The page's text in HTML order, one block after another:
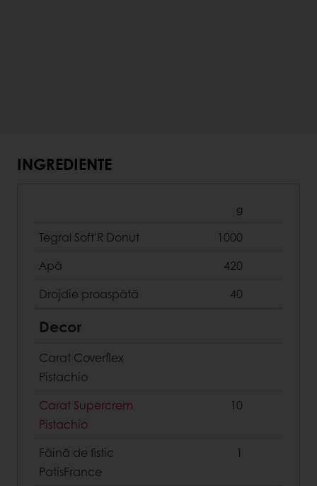
INGREDIENTE
g
Tegral Soft’R Donut
1000
Apă
420
Drojdie proaspătă
40
Decor
Carat Coverflex
Pistachio
Carat Supercrem
Pistachio
10
Făină de fistic
PatisFrance
1